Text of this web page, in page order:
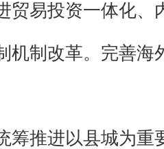
易投资一体化
制改革。完善海
推进以县城为